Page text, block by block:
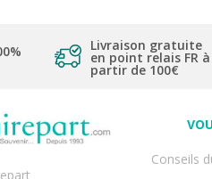
Livraison gratuite
en point relais FR à
partir de 100€
Conseils